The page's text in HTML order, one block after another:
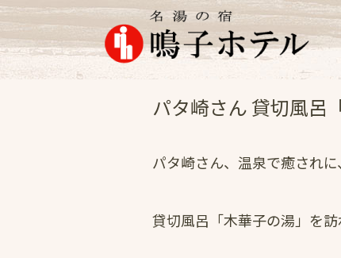
女将日記
パタ崎さん 貸切風呂
パタ崎さん、温泉で癒されに、
貸切風呂「木華子の湯」を